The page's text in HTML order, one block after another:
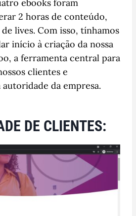
ebooks foram
2 horas de conteúdo,
lives. Com isso, tínhamos
início à criação da nossa
a ferramenta central para
clientes e
da empresa.
DE CLIENTES: